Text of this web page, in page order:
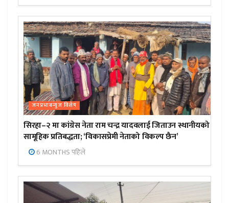
जनप्रभाबन्युज विशेष
सिरहा–२ मा कांग्रेस नेता राम चन्द्र यादवलाई जिताउन स्थानीयको
सामूहिक प्रतिबद्धता; ‘विकासप्रेमी नेताको विकल्प छैन’
6 MONTHS पहिले